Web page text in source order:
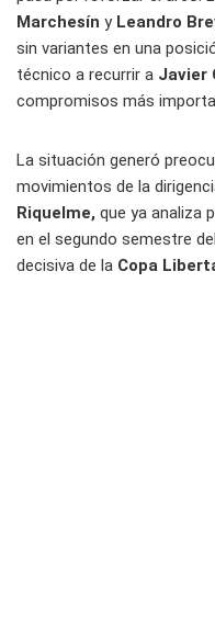
Marchesín y Leandro
sin variantes en una
técnico a recurrir a Javier
compromisos más
La situación generó
movimientos de la
Riquelme, que ya analiza
en el segundo semestre
decisiva de la Copa